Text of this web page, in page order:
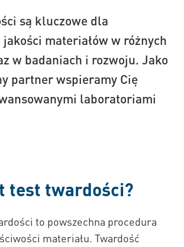
są kluczowe dla
materiałów w różnych
w badaniach i rozwoju. Jako
partner wspieramy Cię
laboratoriami
test twardości?
to powszechna procedura
materiału. Twardość